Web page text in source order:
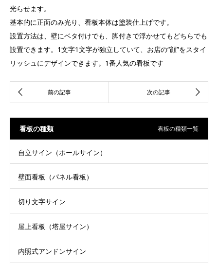
光らせます。
基本的に正面のみ光り、看板本体は塗装仕上げです。
設置方法は、壁にベタ付けでも、脚付きで浮かせてもどちらでも
設置できます。1文字1文字が独立していて、お店の“顔”をスタイ
リッシュにデザインできます。1番人気の看板です
看板の種類 看板の種類一覧
自立サイン（ポールサイン）
壁面看板（パネル看板）
切り文字サイン
屋上看板（塔屋サイン）
内照式アンドンサイン